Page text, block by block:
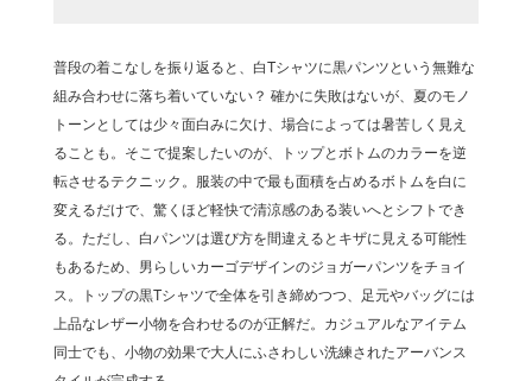
普段の着こなしを振り返ると、白Tシャツに黒パンツという無難な
組み合わせに落ち着いていない？ 確かに失敗はないが、夏のモノ
トーンとしては少々面白みに欠け、場合によっては暑苦しく見え
ることも。そこで提案したいのが、トップとボトムのカラーを逆
転させるテクニック。服装の中で最も面積を占めるボトムを白に
変えるだけで、驚くほど軽快で清涼感のある装いへとシフトでき
る。ただし、白パンツは選び方を間違えるとキザに見える可能性
もあるため、男らしいカーゴデザインのジョガーパンツをチョイ
ス。トップの黒Tシャツで全体を引き締めつつ、足元やバッグには
上品なレザー小物を合わせるのが正解だ。カジュアルなアイテム
同士でも、小物の効果で大人にふさわしい洗練されたアーバンス